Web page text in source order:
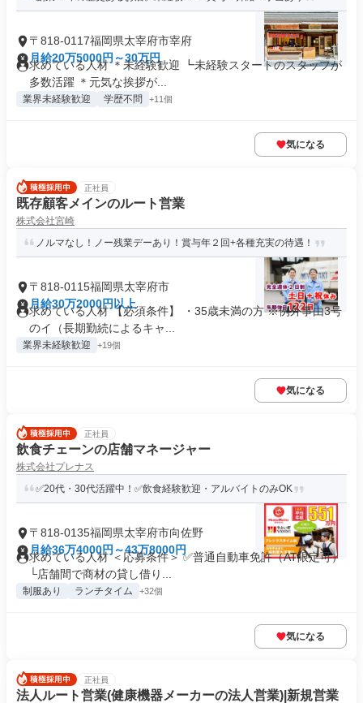
〒818-0117福岡県太宰府市宰府
月給20万5000円～30万円
求めている人材 ＊未経験歓迎 ┗未経験スタートのスタッフが
多数活躍 ＊元気な挨拶が...
業界未経験歓迎 学歴不問 +11個
気になる
正社員
既存顧客メインのルート営業
株式会社宮崎
ノルマなし！ノー残業デーあり！賞与年２回+各種充実の待遇！
〒818-0115福岡県太宰府市
月給30万2000円以上
求めている人材 【必須条件】 ・35歳未満の方 ※例外事由3号
のイ（長期勤続によるキャ...
業界未経験歓迎 +19個
気になる
正社員
飲食チェーンの店舗マネージャー
株式会社プレナス
✅20代・30代活躍中！✅飲食経験歓迎・アルバイトのみOK
〒818-0135福岡県太宰府市向佐野
月給36万4000円～43万8000円
求めている人材 ＜応募条件＞ ✅普通自動車免許（AT限定可）
└店舗間で商材の貸し借り...
制服あり ランチタイム +32個
気になる
正社員
法人ルート営業(健康機器メーカーの法人営業)|新規営業